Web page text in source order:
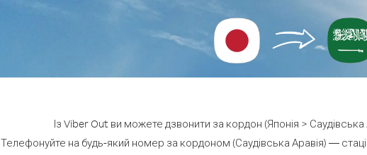
Із Viber Out ви можете дзвонити за кордон (Японія >
Телефонуйте на будь-який номер за кордоном (Саудівська Аравія) —